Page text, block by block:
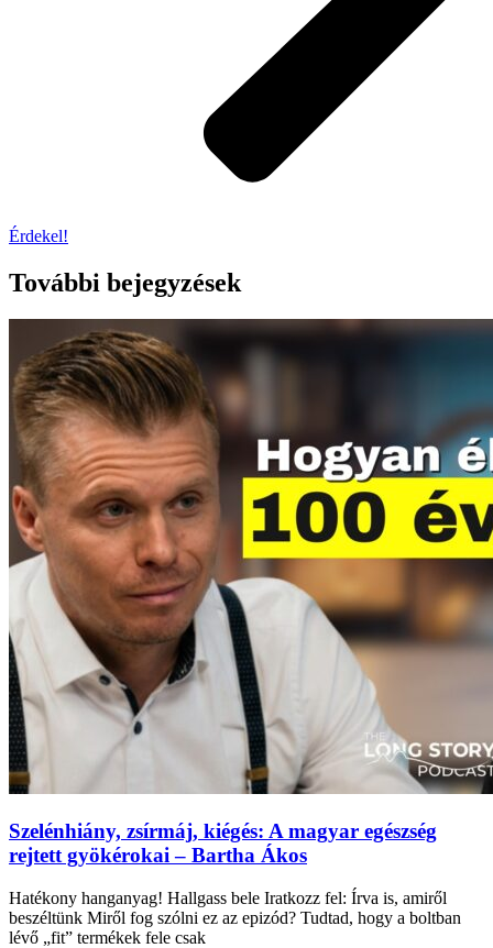
Érdekel!
További bejegyzések
Szelénhiány, zsírmáj, kiégés: A magyar egészség
rejtett gyökérokai – Bartha Ákos
Hatékony hanganyag! Hallgass bele Iratkozz fel: Írva is, amiről
beszéltünk Miről fog szólni ez az epizód? Tudtad, hogy a boltban
lévő „fit” termékek fele csak